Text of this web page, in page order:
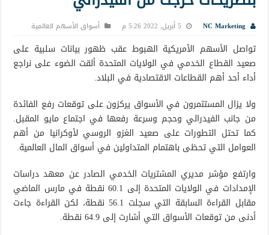
NC Marketing 5 أبريل, 2022 5:26 م أسواق الأسهم العالمية
تواصل الأسهم الأمريكية الهبوط عقب ظهور بيانات سلبية على
صعيد القطاع الخدمي في الولايات المتحدة ألقت الضوء على نراجع
أداء أحد أهم القطاعات الاقتصادية في البلاد.
ولا يزال المستثمرون في الأسواق يركزون على توقعات رفع الفائدة
من جانب الفيدرالي وحجم وسرعة رفعها في اجتماع مايو المقبل.
كما تحتل التطورات على صعيد الغزو الروسي لأوكرانيا من أهم
العوامل التي تحظى باهتمام المتداولين في أسواق المال العالمية.
وارتفع مؤشر مديري المشتريات الخدمي الصادر عن معهد دراسات
الإمدادات في الولايات المتحدة إلى 60.1 نقطة في مارس الماضي
مقابل القراءة السابقة التي سجلت 56.1 نقطة، لكن القراءة جاءت
أدنى من توقعات الأسواق التي أشارت إلى 64.9 نقطة.